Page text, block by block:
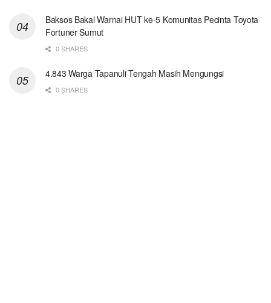
Baksos Bakal Warnai HUT ke-5 Komunitas Pecinta Toyota
Fortuner Sumut
0 SHARES
4.843 Warga Tapanuli Tengah Masih Mengungsi
0 SHARES